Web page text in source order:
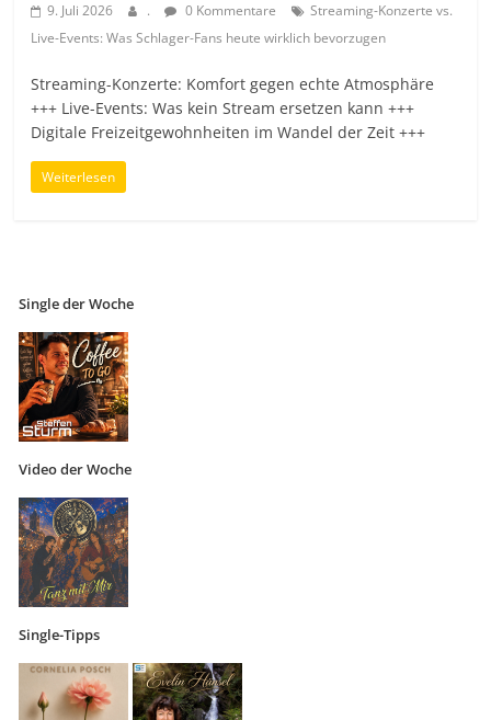
9. Juli 2026 . 0 Kommentare
Streaming-Konzerte vs.
Live-Events: Was Schlager-Fans heute wirklich bevorzugen
Streaming-Konzerte: Komfort gegen echte Atmosphäre
+++ Live-Events: Was kein Stream ersetzen kann +++
Digitale Freizeitgewohnheiten im Wandel der Zeit +++
Weiterlesen
Single der Woche
Video der Woche
Single-Tipps